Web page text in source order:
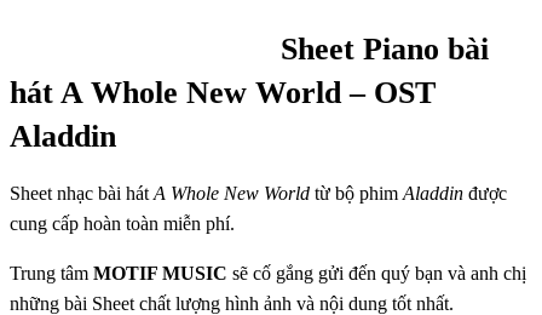
Sheet Piano bài
hát A Whole New World – OST
Aladdin
Sheet nhạc bài hát A Whole New World từ bộ phim Aladdin được
cung cấp hoàn toàn miễn phí.
Trung tâm MOTIF MUSIC sẽ cố gắng gửi đến quý bạn và anh chị
những bài Sheet chất lượng hình ảnh và nội dung tốt nhất.